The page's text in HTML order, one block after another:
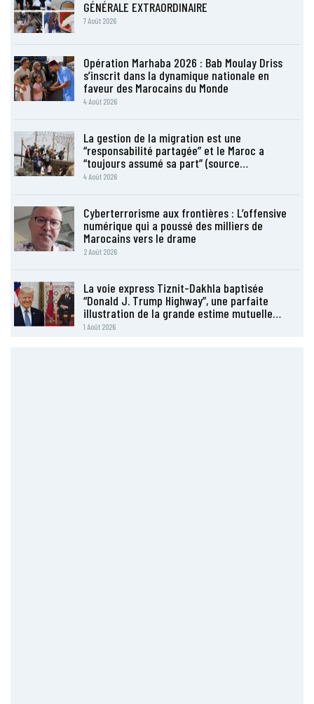
GÉNÉRALE EXTRAORDINAIRE
7 Août 2026
Opération Marhaba 2026 : Bab Moulay Driss
s’inscrit dans la dynamique nationale en
faveur des Marocains du Monde
4 Août 2026
La gestion de la migration est une
“responsabilité partagée” et le Maroc a
“toujours assumé sa part” (source…
4 Août 2026
Cyberterrorisme aux frontières : L’offensive
numérique qui a poussé des milliers de
Marocains vers le drame
2 Août 2026
La voie express Tiznit-Dakhla baptisée
“Donald J. Trump Highway”, une parfaite
illustration de la grande estime mutuelle…
1 Août 2026